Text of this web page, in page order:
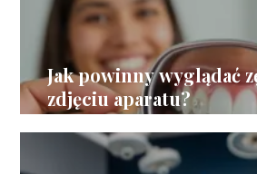
Jak powinny wyglądać
zdjęciu aparatu?